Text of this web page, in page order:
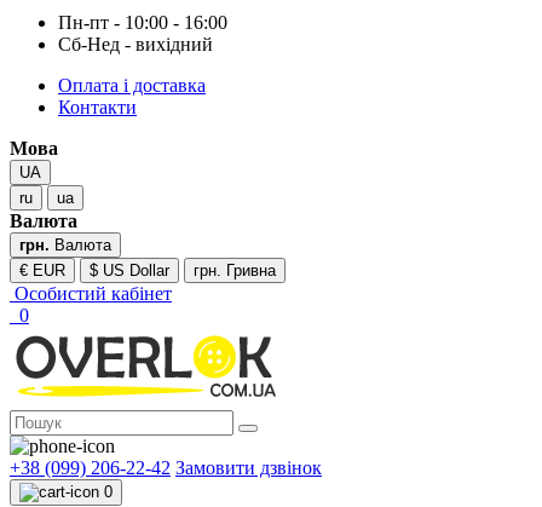
Пн-пт - 10:00 - 16:00
Сб-Нед - вихідний
Оплата і доставка
Контакти
Мова
UA
ru
ua
Валюта
грн. Валюта
€ EUR
$ US Dollar грн. Гривна
Особистий кабінет
0
+38 (099) 206-22-42 Замовити дзвінок
0